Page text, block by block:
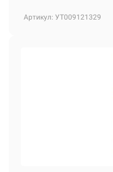
Артикул: УТ009121329